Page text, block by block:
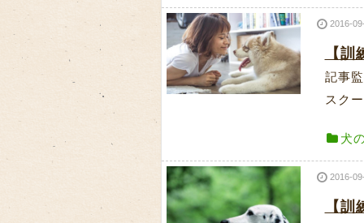
2016-
【
記事
スク
犬
2016-
【